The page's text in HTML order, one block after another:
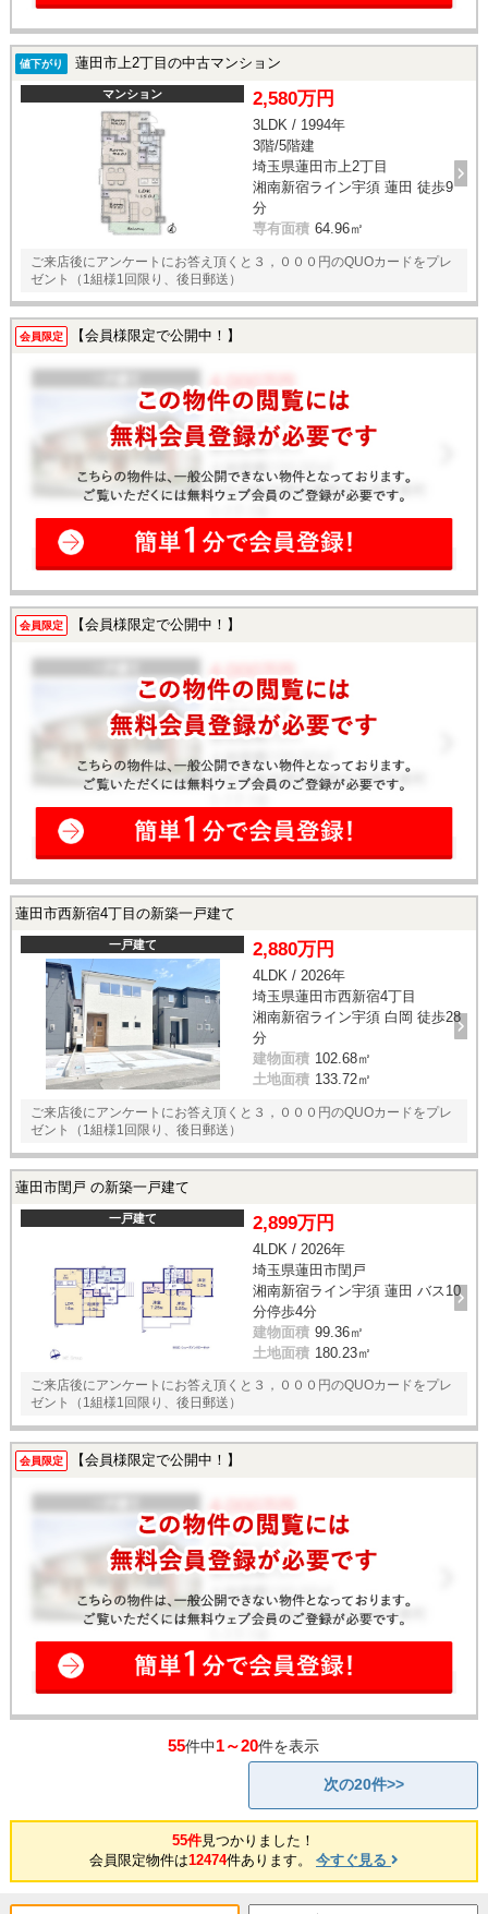
値下がり 蓮田市上2丁目の中古マンション
マンション 2,580万円
3LDK / 1994年
3階/5階建
埼玉県蓮田市上2丁目
湘南新宿ライン宇須 蓮田 徒歩9
分
専有面積 64.96㎡
ご来店後にアンケートにお答え頂くと３，０００円のQUOカードをプレ
ゼント（1組様1回限り、後日郵送）
会員限定 【会員様限定で公開中！】
会員限定 【会員様限定で公開中！】
蓮田市西新宿4丁目の新築一戸建て
一戸建て 2,880万円
4LDK / 2026年
埼玉県蓮田市西新宿4丁目
湘南新宿ライン宇須 白岡 徒歩28
分
建物面積 102.68㎡
土地面積 133.72㎡
ご来店後にアンケートにお答え頂くと３，０００円のQUOカードをプレ
ゼント（1組様1回限り、後日郵送）
蓮田市閏戸 の新築一戸建て
一戸建て 2,899万円
4LDK / 2026年
埼玉県蓮田市閏戸
湘南新宿ライン宇須 蓮田 バス10
分停歩4分
建物面積 99.36㎡
土地面積 180.23㎡
ご来店後にアンケートにお答え頂くと３，０００円のQUOカードをプレ
ゼント（1組様1回限り、後日郵送）
会員限定 【会員様限定で公開中！】
55件中1～20件を表示
次の20件>>
55件見つかりました！
会員限定物件は12474件あります。 今すぐ見る